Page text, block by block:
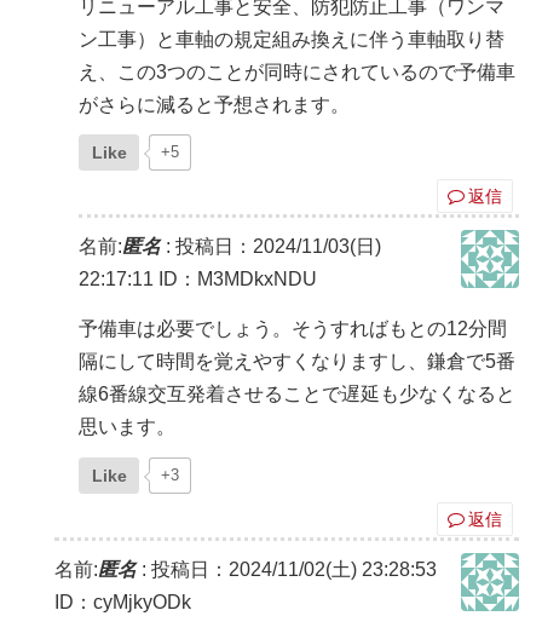
リニューアル工事と安全、防犯防止工事（ワンマ
ン工事）と車軸の規定組み換えに伴う車軸取り替
え、この3つのことが同時にされているので予備車
がさらに減ると予想されます。
Like +5
返信
名前:匿名: 投稿日：2024/11/03(日)
22:17:11 ID：M3MDkxNDU
予備車は必要でしょう。そうすればもとの12分間
隔にして時間を覚えやすくなりますし、鎌倉で5番
線6番線交互発着させることで遅延も少なくなると
思います。
Like +3
返信
名前:匿名: 投稿日：2024/11/02(土) 23:28:53
ID：cyMjkyODk